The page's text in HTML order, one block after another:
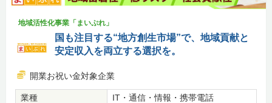
地域活性化事業「まいぷれ」
国も注目する“地方創生市場”で、地域貢献と
安定収入を両立する選択を。
開業お祝い金対象企業
業種
IT・通信・情報・携帯電話